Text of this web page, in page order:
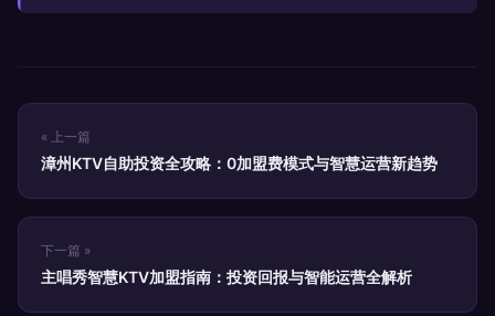
« 上一篇
漳州KTV自助投资全攻略：0加盟费模式与智慧运营新趋势
下一篇 »
主唱秀智慧KTV加盟指南：投资回报与智能运营全解析